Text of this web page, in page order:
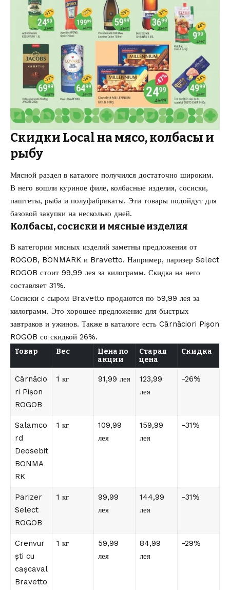
Скидки Local на мясо, колбасы и
рыбу
Мясной раздел в каталоге получился достаточно широким.
В него вошли куриное филе, колбасные изделия, сосиски,
паштеты, рыба и полуфабрикаты. Эти товары подойдут для
базовой закупки на несколько дней.
Колбасы, сосиски и мясные изделия
В категории мясных изделий заметны предложения от
ROGOB, BONMARK и Bravetto. Например, паризер Select
ROGOB стоит 99,99 лея за килограмм. Скидка на него
составляет 31%.
Сосиски с сыром Bravetto продаются по 59,99 лея за
килограмм. Это хорошее предложение для быстрых
завтраков и ужинов. Также в каталоге есть Cârnăciori Pișon
ROGOB со скидкой 26%.
Товар Вес
Цена по
акции
Старая
цена
Скидка
Cârnăcio
ri Pișon
ROGOB
1 кг 91,99 лея
123,99
лея
-26%
Salamco
rd
Deosebit
BONMA
RK
1 кг
109,99
лея
159,99
лея
-31%
Parizer
Select
ROGOB
1 кг
99,99
лея
144,99
лея
-31%
Crenvur
ști cu
cașcaval
Bravetto
1 кг
59,99
лея
84,99
лея
-29%